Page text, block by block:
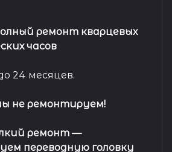
ремонт кварцевых
часов
24 месяцев.
не ремонтируем!
ремонт —
переводную головку